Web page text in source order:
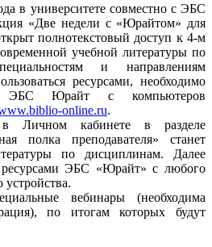
в университете совместно с ЭБС
«Две недели с «Юрайтом» для
полнотекстовый доступ к 4-м
учебной литературы по
и направлениям
ресурсами, необходимо
в ЭБС Юрайт с компьютеров
online.ru.
Личном кабинете в разделе
полка преподавателя» станет
по дисциплинам. Далее
ресурсами ЭБС «Юрайт» с любого
вебинары (необходима
по итогам которых будут